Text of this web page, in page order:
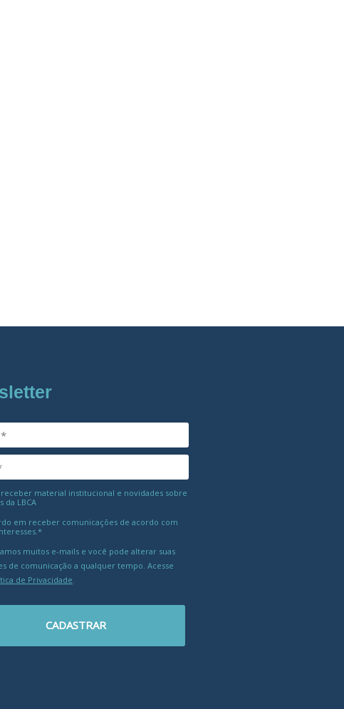
material institucional e novidades sobre
da LBCA
em receber comunicações de acordo com
muitos e-mails e você pode alterar suas
de comunicação a qualquer tempo. Acesse
de Privacidade
CADASTRAR